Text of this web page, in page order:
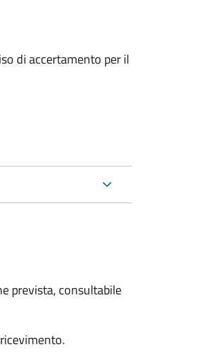
di accertamento per il
prevista, consultabile